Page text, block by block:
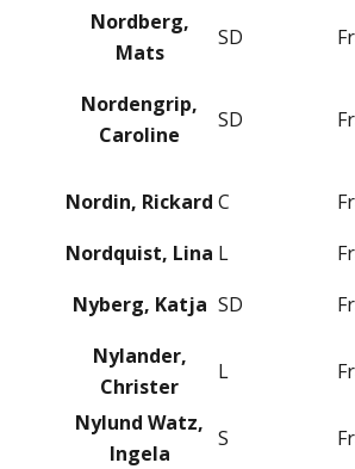
Nordberg,
Mats
SD
Nordengrip,
Caroline
SD
Nordin, Rickard C
Nordquist, Lina L
Nyberg, Katja SD
Nylander,
Christer
L
Nylund Watz,
Ingela
S